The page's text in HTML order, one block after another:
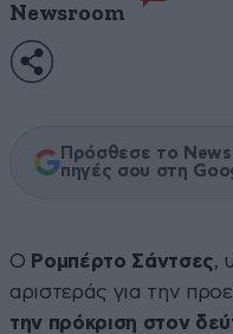
Newsroom
Πρόσθεσε το
πηγές σου στη
Ο Ρομπέρτο Σάντσες,
αριστεράς για την
την πρόκριση στον